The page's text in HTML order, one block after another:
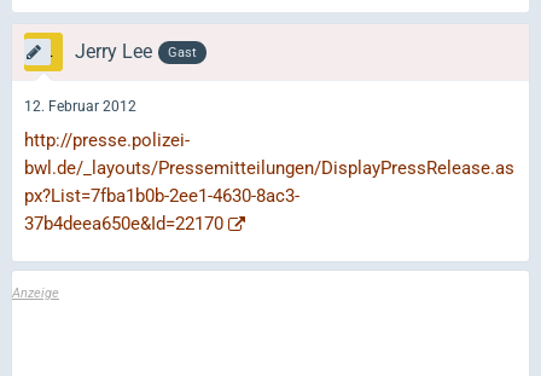
Jerry Lee Gast
12. Februar 2012
http://presse.polizei-
bwl.de/_layouts/Pressemitteilungen/DisplayPressRelease.as
px?List=7fba1b0b-2ee1-4630-8ac3-
37b4deea650e&Id=22170